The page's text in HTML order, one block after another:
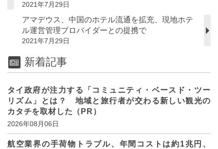
2021年7月29日
アマデウス、中国のホテル流通を拡充、現地ホテ
ル運営管理プロバイダーとの提携で
2021年7月29日
新着記事
タイ政府が注力する「コミュニティ・ベースド・ツー
リズム」とは？ 地域と旅行者が交わる新しい観光の
カタチを取材した（PR）
2026年08月06日
航空業界の手荷物トラブル、年間コストは約1兆円、